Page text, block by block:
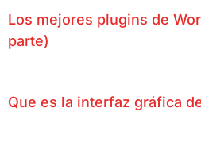
Los mejores plugins de
parte)
Que es la interfaz gráfica